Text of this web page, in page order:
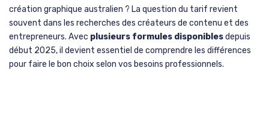
création graphique australien ? La question du tarif revient
souvent dans les recherches des créateurs de contenu et des
entrepreneurs. Avec plusieurs formules disponiblesdepuis
début 2025, il devient essentiel de comprendre les différences
pour faire le bon choix selon vos besoins professionnels.